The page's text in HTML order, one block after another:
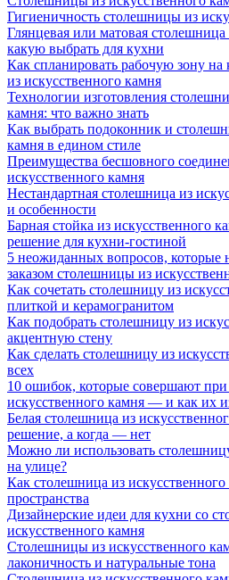
Гигиеничность столешницы из
Глянцевая или матовая
какую выбрать для кухни
Как спланировать рабочую зону
из искусственного камня
Технологии изготовления
камня: что важно знать
Как выбрать подоконник и
камня в едином стиле
Преимущества бесшовного
искусственного камня
Нестандартная столешница из
и особенности
Барная стойка из искусственного
решение для кухни-гостиной
5 неожиданных вопросов, которые
заказом столешницы из
Как сочетать столешницу из
плиткой и керамогранитом
Как подобрать столешницу из
акцентную стену
Как сделать столешницу из
всех
10 ошибок, которые совершают при
искусственного камня — и как их
Белая столешница из
решение, а когда — нет
Можно ли использовать
на улице?
Как столешница из
пространства
Дизайнерские идеи для кухни со
искусственного камня
Столешницы из искусственного
лаконичность и натуральные тона